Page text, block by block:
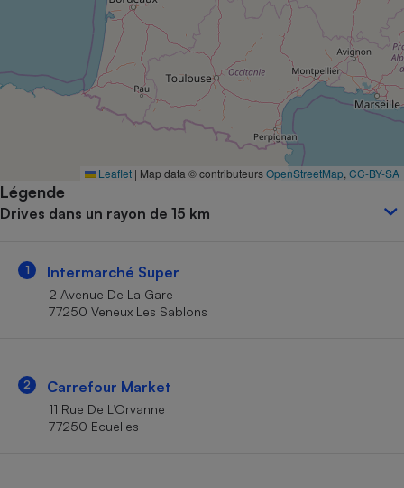
Leaflet | Map data © contributeursOpenStreetMap CC-BY-SA
Légende
Drives dans un rayon de 15 km
1 Intermarché Super
2 Avenue De La Gare
77250 Veneux Les Sablons
2 Carrefour Market
11 Rue De L’Orvanne
77250 Ecuelles
Complément
alimentaire
Assurance emprunteur
Banque
Petit électroménager -
Matelas
Mutuelle